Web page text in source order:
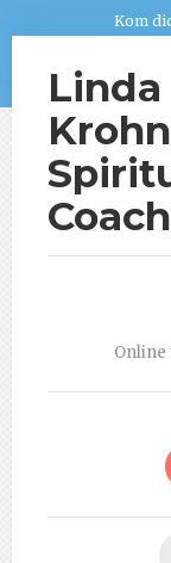
Kom
Linda
Online